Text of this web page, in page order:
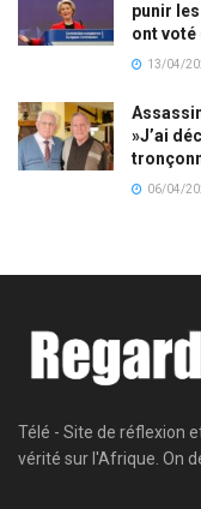
punir
ont voté
13/04/
»J’ai
06/04/
Télé - Site de réflexion
vérité sur l'Afrique. On